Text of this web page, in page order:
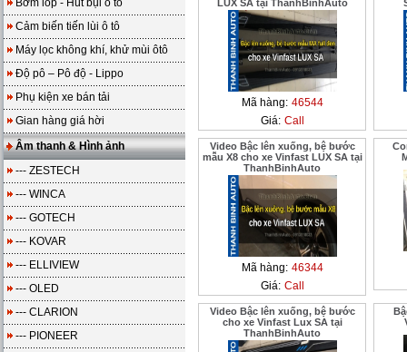
Bơm lốp - Hút bụi ô tô
Cảm biến tiến lùi ô tô
Máy lọc không khí, khử mùi ôtô
Độ pô – Pô độ - Lippo
Phụ kiện xe bán tải
Gian hàng giá hời
Âm thanh & Hình ảnh
--- ZESTECH
--- WINCA
--- GOTECH
--- KOVAR
--- ELLIVIEW
--- OLED
--- CLARION
--- PIONEER
LUX SA tại ThanhBinhAuto
Mã hàng: 46544
Giá: Call
Video Bậc lên xuống, bệ bước
mẫu X8 cho xe Vinfast LUX SA tại
ThanhBinhAuto
Mã hàng: 46344
Giá: Call
Video Bậc lên xuống, bệ bước
cho xe Vinfast Lux SA tại
ThanhBinhAuto